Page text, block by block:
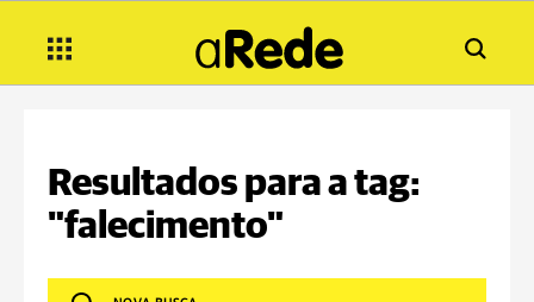
Resultados para a tag:
"falecimento"